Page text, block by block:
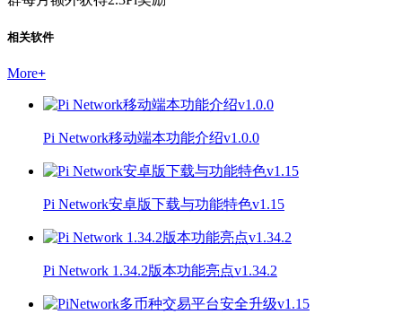
相关软件
More+
Pi Network移动端本功能介绍v1.0.0
Pi Network安卓版下载与功能特色v1.15
Pi Network 1.34.2版本功能亮点v1.34.2